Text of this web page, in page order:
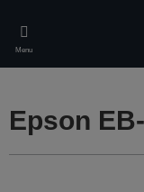
main
content
Menu
Epson